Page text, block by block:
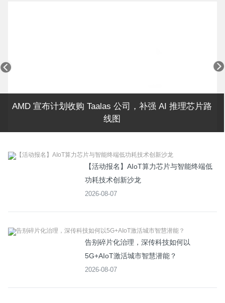
一个增速87%的千亿市场，拼多多正式为它开了新入口
 
【活动报名】AIoT算力芯片与智能终端低
功耗技术创新沙龙
2026-08-07
告别碎片化治理，深传科技如何以
5G+AIoT激活城市智慧潜能？
2026-08-07